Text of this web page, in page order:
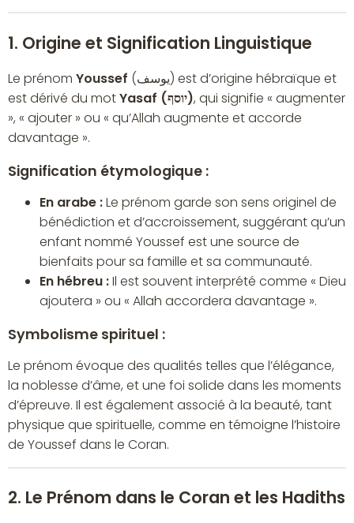
1. Origine et Signification Linguistique
Le prénom Youssef (يوسف) est d’origine hébraïque et
est dérivé du mot
Yasaf (יוסף), qui signifie « augmenter
», « ajouter » ou « qu’Allah augmente et accorde
davantage ».
Signification étymologique :
En arabe :Le prénom garde son sens originel de
bénédiction et d’accroissement, suggérant qu’un
enfant nommé Youssef est une source de
bienfaits pour sa famille et sa communauté.
En hébreu :Il est souvent interprété comme « Dieu
ajoutera » ou « Allah accordera davantage ».
Symbolisme spirituel :
Le prénom évoque des qualités telles que l’élégance,
la noblesse d’âme, et une foi solide dans les moments
d’épreuve. Il est également associé à la beauté, tant
physique que spirituelle, comme en témoigne l’histoire
de Youssef dans le Coran.
2. Le Prénom dans le Coran et les Hadiths